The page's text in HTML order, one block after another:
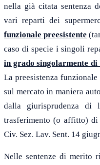
nella già citata sentenza
vari reparti dei
funzionale preesistente
caso di specie i singoli
in grado singolarmente
La preesistenza
sul mercato in maniera
dalla giurisprudenza di
trasferimento (o affitto) di
Civ. Sez. Lav. Sent. 14
Nelle sentenze di merito